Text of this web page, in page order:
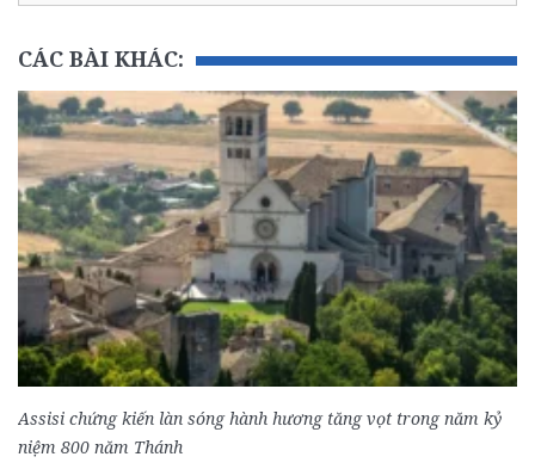
CÁC BÀI KHÁC:
Assisi chứng kiến làn sóng hành hương tăng vọt trong năm kỷ
niệm 800 năm Thánh